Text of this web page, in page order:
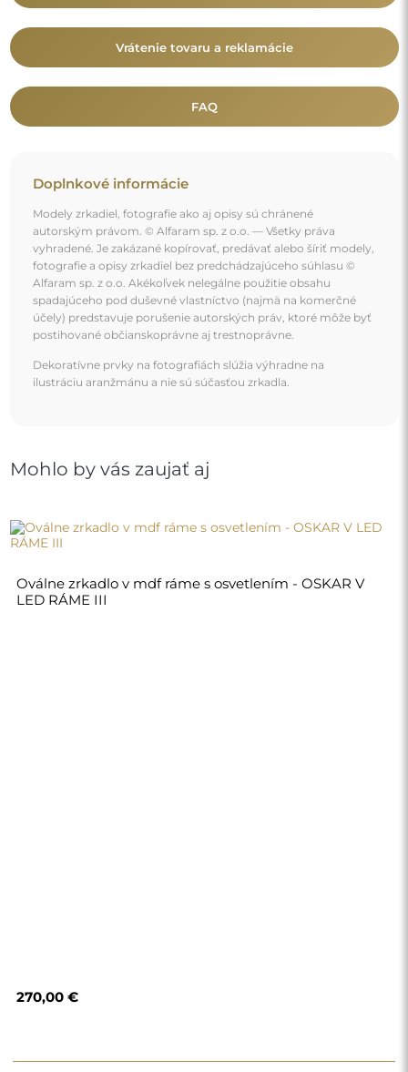
Vrátenie tovaru a reklamácie
FAQ
Doplnkové informácie
Modely zrkadiel, fotografie ako aj opisy sú chránené
autorským právom. © Alfaram sp. z o.o. — Všetky práva
vyhradené. Je zakázané kopírovať, predávať alebo šíriť modely,
fotografie a opisy zrkadiel bez predchádzajúceho súhlasu ©
Alfaram sp. z o.o. Akékoľvek nelegálne použitie obsahu
spadajúceho pod duševné vlastníctvo (najmä na komerčné
účely) predstavuje porušenie autorských práv, ktoré môže byť
postihované občianskoprávne aj trestnoprávne.
Dekoratívne prvky na fotografiách slúžia výhradne na
ilustráciu aranžmánu a nie sú súčasťou zrkadla.
Mohlo by vás zaujať aj
Oválne zrkadlo v mdf ráme s osvetlením - OSKAR V
LED RÁME III
270,00 €